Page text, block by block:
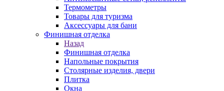
Термометры
Товары для туризма
Аксессуары для бани
Финишная отделка
Назад
Финишная отделка
Напольные покрытия
Столярные изделия, двери
Плитка
Окна